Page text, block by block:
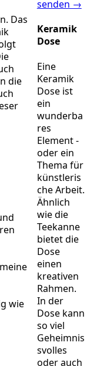
Das
die
wie
senden →
Keramik
Dose
Eine
Keramik
Dose ist
ein
wunderba
res
Element -
oder ein
Thema für
künstleris
che Arbeit.
Ähnlich
wie die
Teekanne
bietet die
Dose
einen
kreativen
Rahmen.
In der
Dose kann
so viel
Geheimnis
svolles
oder auch